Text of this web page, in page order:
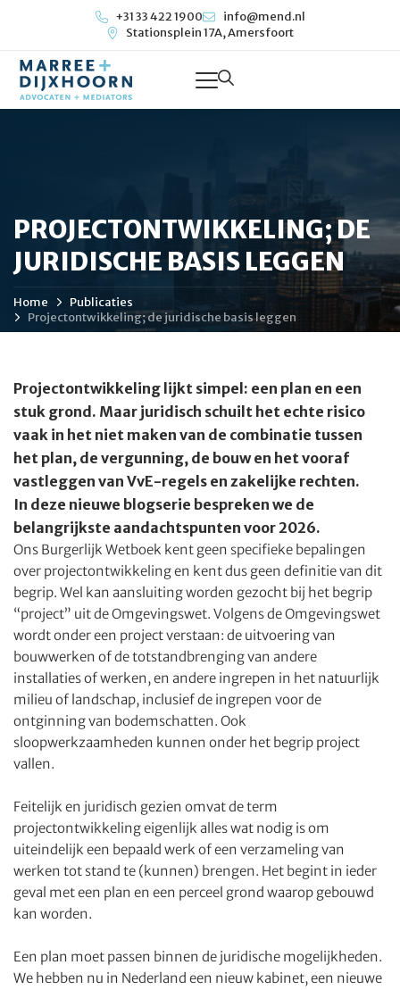
+31 33 422 1900
info@mend.nl
Stationsplein 17A, Amersfoort
PROJECTONTWIKKELING; DE
JURIDISCHE BASIS LEGGEN
Home
Publicaties
Projectontwikkeling; de juridische basis leggen
Projectontwikkeling lijkt simpel: een plan en een
stuk grond. Maar juridisch schuilt het echte risico
vaak in het niet maken van de combinatie tussen
het plan, de vergunning, de bouw en het vooraf
vastleggen van VvE-regels en zakelijke rechten.
In deze nieuwe blogserie bespreken we de
belangrijkste aandachtspunten voor 2026.
Ons Burgerlijk Wetboek kent geen specifieke bepalingen
over projectontwikkeling en kent dus geen definitie van dit
begrip. Wel kan aansluiting worden gezocht bij het begrip
“project” uit de Omgevingswet. Volgens de Omgevingswet
wordt onder een project verstaan: de uitvoering van
bouwwerken of de totstandbrenging van andere
installaties of werken, en andere ingrepen in het natuurlijk
milieu of landschap, inclusief de ingrepen voor de
ontginning van bodemschatten. Ook
sloopwerkzaamheden kunnen onder het begrip project
vallen.
Feitelijk en juridisch gezien omvat de term
projectontwikkeling eigenlijk alles wat nodig is om
uiteindelijk een bepaald werk of een verzameling van
werken tot stand te (kunnen) brengen. Het begint in ieder
geval met een plan en een perceel grond waarop gebouwd
kan worden.
Een plan moet passen binnen de juridische mogelijkheden.
We hebben nu in Nederland een nieuw kabinet, een nieuwe